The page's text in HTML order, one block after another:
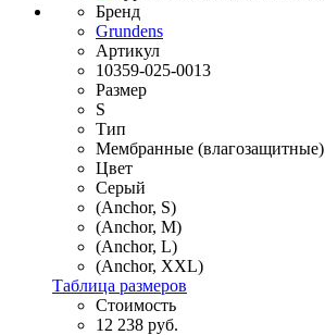
Бренд
Grundens
Артикул
10359-025-0013
Размер
S
Тип
Мембранные (влагозащитные)
Цвет
Серый
(Anchor, S)
(Anchor, M)
(Anchor, L)
(Anchor, XXL)
Таблица размеров
Стоимость
12 238 руб.